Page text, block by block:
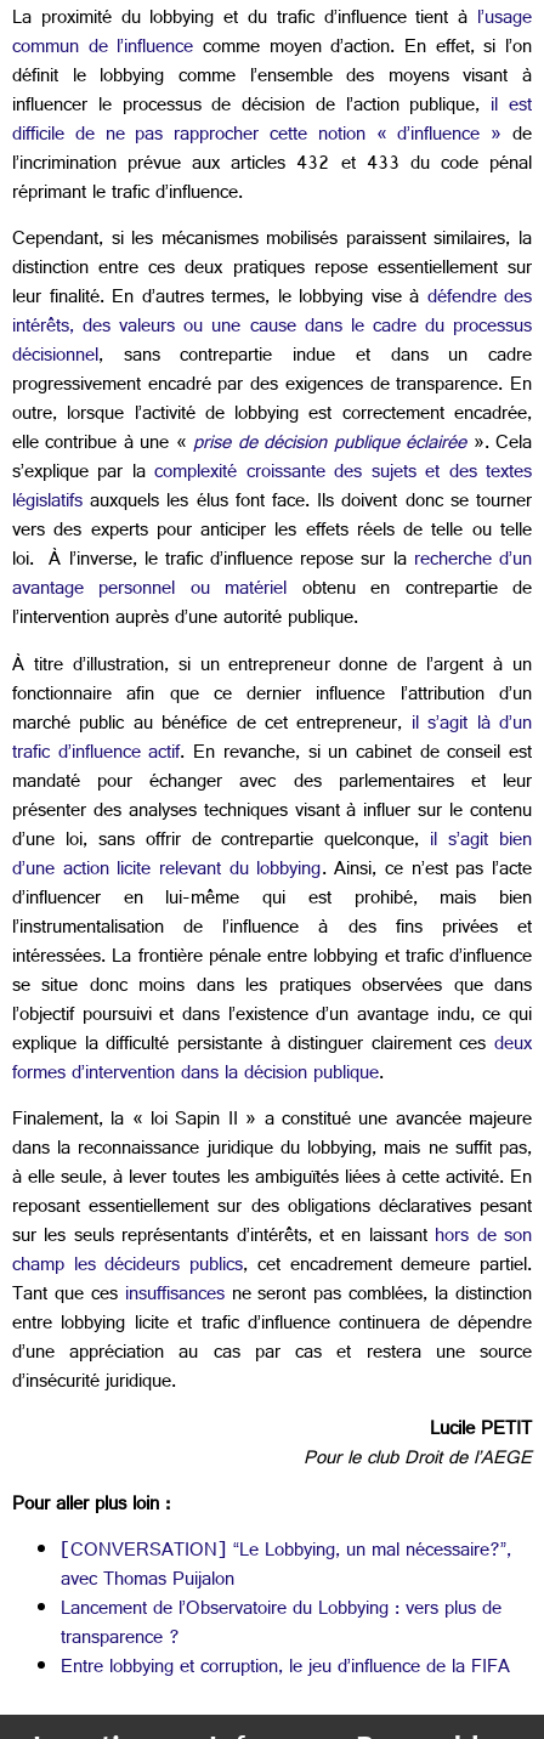
La proximité du lobbying et du trafic d’influence tient à l’usage
commun de l’influence comme moyen d’action. En effet, si l’on
définit le lobbying comme l’ensemble des moyens visant à
influencer le processus de décision de l’action publique, il est
difficile de ne pas rapprocher cette notion « d’influence » de
l’incrimination prévue aux articles 432 et 433 du code pénal
réprimant le trafic d’influence.
Cependant, si les mécanismes mobilisés paraissent similaires, la
distinction entre ces deux pratiques repose essentiellement sur
leur finalité. En d’autres termes, le lobbying vise à défendre des
intérêts, des valeurs ou une cause dans le cadre du processus
décisionnel, sans contrepartie indue et dans un cadre
progressivement encadré par des exigences de transparence. En
outre, lorsque l’activité de lobbying est correctement encadrée,
elle contribue à une «prise de décision publique éclairée ». Cela
s’explique par lacomplexité croissante des sujets et des textes
législatifsauxquels les élus font face. Ils doivent donc se tourner
vers des experts pour anticiper les effets réels de telle ou telle
loi. À l’inverse, le trafic d’influence repose sur la recherche d’un
avantage personnel ou matériel obtenu en contrepartie de
l’intervention auprès d’une autorité publique.
À titre d’illustration, si un entrepreneur donne de l’argent à un
fonctionnaire afin que ce dernier influence l’attribution d’un
marché public au bénéfice de cet entrepreneur, il s’agit là d’un
trafic d’influence actif. En revanche, si un cabinet de conseil est
mandaté pour échanger avec des parlementaires et leur
présenter des analyses techniques visant à influer sur le contenu
d’une loi, sans offrir de contrepartie quelconque, il s’agit bien
d’une action licite relevant du lobbying. Ainsi, ce n’est pas l’acte
d’influencer en lui-même qui est prohibé, mais bien
l’instrumentalisation de l’influence à des fins privées et
intéressées. La frontière pénale entre lobbying et trafic d’influence
se situe donc moins dans les pratiques observées que dans
l’objectif poursuivi et dans l’existence d’un avantage indu, ce qui
explique la difficulté persistante à distinguer clairement ces deux
formes d’intervention dans la décision publique.
Finalement, la « loi Sapin II » a constitué une avancée majeure
dans la reconnaissance juridique du lobbying, mais ne suffit pas,
à elle seule, à lever toutes les ambiguïtés liées à cette activité. En
reposant essentiellement sur des obligations déclaratives pesant
sur les seuls représentants d’intérêts, et en laissant hors de son
champ les décideurs publics, cet encadrement demeure partiel.
Tant que ces insuffisancesne seront pas comblées, la distinction
entre lobbying licite et trafic d’influence continuera de dépendre
d’une appréciation au cas par cas et restera une source
d’insécurité juridique.
Lucile PETIT
Pour le club Droit de l’AEGE
Pour aller plus loin :
[CONVERSATION] “Le Lobbying, un mal nécessaire?”,
avec Thomas Puijalon
Lancement de l’Observatoire du Lobbying : vers plus de
transparence ?
Entre lobbying et corruption, le jeu d’influence de la FIFA